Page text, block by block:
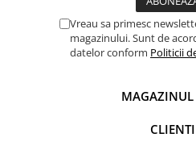
Vreau sa primesc
magazinului. Sunt de
datelor conform Politicii
MAGAZINUL
CLIENTI